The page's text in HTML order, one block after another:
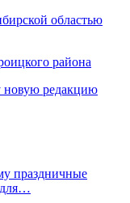
областью
района
новую редакцию
праздничные
для…